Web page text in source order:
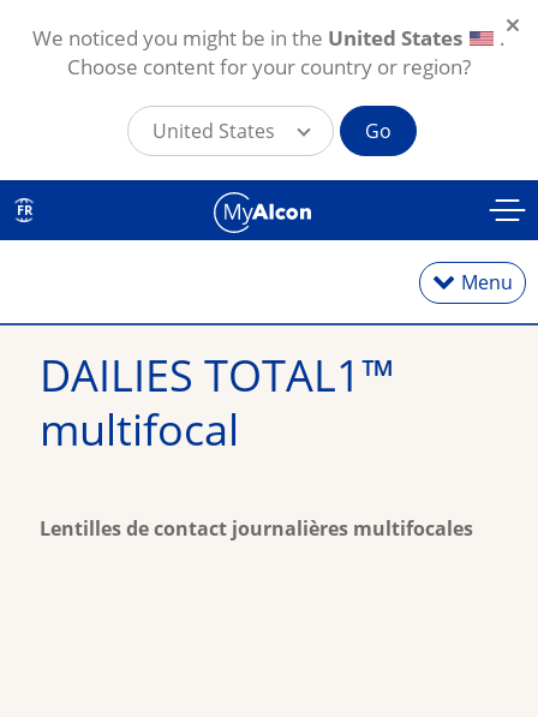
Aller au contenu principal
FR
Menu
Lentilles journalières
Lentilles mensuelles
DAILIES TOTAL1™
multifocal
Lentilles de contact journalières multifocales
We noticed you might be in the United States
.
Choose content for your country or region?
United States Go